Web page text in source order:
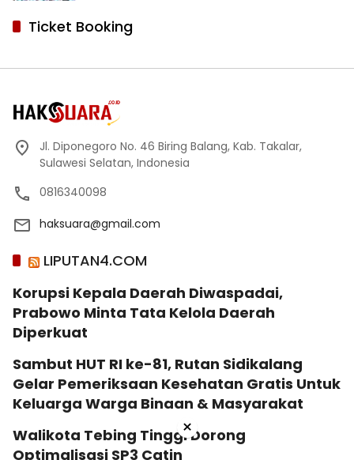
Ticket Booking
Jl. Diponegoro No. 46 Biring Balang, Kab. Takalar,
Sulawesi Selatan, Indonesia
0816340098
haksuara@gmail.com
LIPUTAN4.COM
Korupsi Kepala Daerah Diwaspadai,
Prabowo Minta Tata Kelola Daerah
Diperkuat
Sambut HUT RI ke-81, Rutan Sidikalang
Gelar Pemeriksaan Kesehatan Gratis Untuk
Keluarga Warga Binaan & Masyarakat
Walikota Tebing Tinggi Dorong
Optimalisasi SP3 Catin
×